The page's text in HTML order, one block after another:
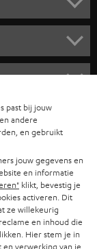
past bij jouw
andere
en gebruikt
jouw gegevens en
en informatie
klikt, bevestig je
activeren. Dit
ze willekeurig
en inhoud die
Hier stem je in
verwerking van je